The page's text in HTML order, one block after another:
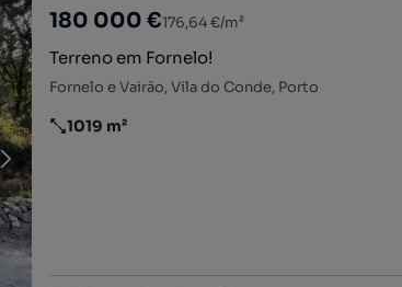
180 000 €176,64 €/m²
Terreno em Fornelo!
Fornelo e Vairão, Vila do Conde, Porto
Preço por metro quadrado
1019 m²